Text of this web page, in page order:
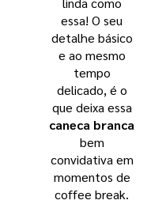
essa! O seu
detalhe básico
e ao mesmo
tempo
delicado, é o
que deixa essa
caneca branca
bem
convidativa em
momentos de
coffee break.